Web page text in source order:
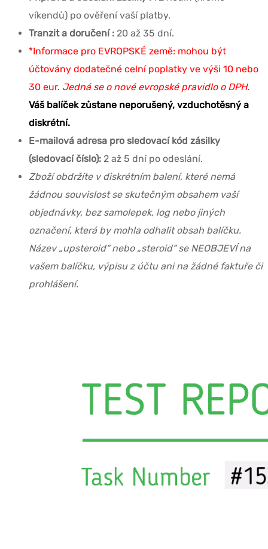
víkendů) po ověření vaší platby.
Tranzit a doručení : 20 až 35 dní.
*Informace pro EVROPSKÉ země: mohou být
účtovány dodatečné celní poplatky ve výši 10 nebo
30 eur. Jedná se o nové evropské pravidlo o DPH.
Váš balíček zůstane neporušený, vzduchotěsný a
diskrétní.
E-mailová adresa pro sledovací kód zásilky
(sledovací číslo): 2 až 5 dní po odeslání.
Zboží obdržíte v diskrétním balení, které nemá
žádnou souvislost se skutečným obsahem vaší
objednávky, bez samolepek, log nebo jiných
označení, která by mohla odhalit obsah balíčku.
Název „upsteroid“ nebo „steroid“ se NEOBJEVÍ na
vašem balíčku, výpisu z účtu ani na žádné faktuře či
prohlášení.